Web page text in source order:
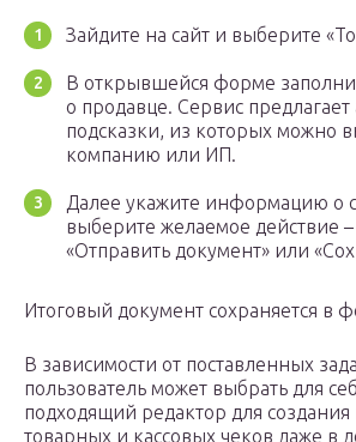
Зайдите на сайт и выберите
В открывшейся форме
о продавце. Сервис предлагает
подсказки, из которых можно
компанию или ИП.
Далее укажите информацию о
выберите желаемое действие –
«Отправить документ» или
Итоговый документ сохраняется в
В зависимости от поставленных
пользователь может выбрать для
подходящий редактор для создания
товарных и кассовых чеков даже в